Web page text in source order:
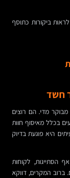
ביקורות כתוסף
חשד
מבוקר מדי. הם רוצים
בכלל מאיסוף חוות
היא פוגעת בדיוק
מושלם, בלי אף הסתייגות, לקוחות
ברוב המקרים, דווקא